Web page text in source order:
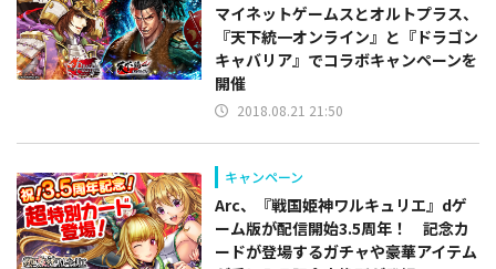
マイネットゲームスとオルトプラス、
『天下統一オンライン』と『ドラゴン
キャバリア』でコラボキャンペーンを
開催
2018.08.21 21:50
キャンペーン
Arc、『戦国姫神ワルキュリエ』dゲ
ーム版が配信開始3.5周年！ 記念カ
ードが登場するガチャや豪華アイテム